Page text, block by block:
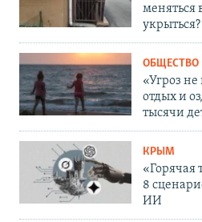
меняться
укрыться?
ОБЩЕСТВО
«Угроз
отдых и
тысячи
КРЫМ
«Горячая
8
ИИ